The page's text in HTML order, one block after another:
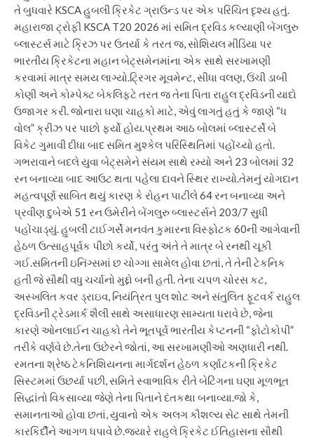
તે બુધવારે KSCA હુબલી ક્રિકેટ ગ્રાઉન્ડ પર એક પરિચિત દૃશ્ય હતું.
મહારાજા ટ્રોફી KSCA T20 2026 માં સમિત દ્રવિડ કલ્યાણી બેંગલુરુ
બ્લાસ્ટર્સ માટે ક્રિઝ પર ઉતર્યા કે તરત જ, સોશિયલ મીડિયા પર
ભારતીય ક્રિકેટના મહાન બેટ્સમેનમાંના એક સાથે સરખામણી
કરવામાં માત્ર સમય લાગ્યો.ટ્રિગર મૂવમેન્ટ, સીધા વલણ, ઉંચી ડાબી
કોણી અને કોમ્પેક્ટ બેકલિફ્ટે તરત જ તેના પિતા રાહુલ દ્રવિડની યાદો
ઉજાગર કરી. જોનારા ઘણા ચાહકો માટે, એવું લાગતું હતું કે જાણે “ધ
વોલ” ક્રીઝ પર પાછો ફર્યો હોય.પ્રથમ આઠ બોલમાં બ્લાસ્ટર્સે બે
વિકેટ ગુમાવી દીધા બાદ સમિત મુશ્કેલ પરિસ્થિતિમાં પહોંચ્યો હતો.
ગભરાવાને બદલે યુવા બેટ્સમેને સંયમ સાથે રમ્યો અને 23 બોલમાં 32
રન બનાવ્યા બાદ આઉટ થતા પહેલા દાવને સ્થિર રાખ્યો.તેમનું યોગદાન
મહત્વપૂર્ણ સાબિત થયું કારણ કે રોહન પાટીલે 64 રન બનાવ્યા અને
પ્રવીણ દુબેએ 51 રન ઉમેરીને બેંગલુરુ બ્લાસ્ટર્સને 203/7 સુધી
પહોંચાડ્યું. હુબલી ટાઈગર્સે મનવંત કુમારના વિસ્ફોટક 60ની આગેવાની
હેઠળ ઉત્સાહપૂર્વક પીછો કર્યો, પરંતુ અંતે તે માત્ર બે રનથી ચૂકી
ગઈ.સમિતની ઇનિંગ્સમાં છ ચોગ્ગા સામેલ હોવા છતાં, તે તેની ટેકનિક
હતી જે સૌથી વધુ ચર્ચાનો મુદ્દો બની હતી. તેના ચપળ ચોરસ કટ,
અસ્ખલિત કવર ડ્રાઇવ, નિયંત્રિત પુલ શોટ અને સંતુલિત ફૂટવર્ક રાહુલ
દ્રવિડની ટ્રેડમાર્ક શૈલી સાથે અસાધારણ સામ્યતા ધરાવે છે, જેના
કારણે ઓનલાઈન ચાહકો તેને ભૂતપૂર્વ ભારતીય કેપ્ટનની “ફોટોકોપી”
તરીકે વર્ણવે છે.તેના ઉછેરને જોતાં, આ સરખામણીઓ અણધારી નથી.
રમતના શ્રેષ્ઠ ટેકનિશિયનના માર્ગદર્શન હેઠળ કર્ણાટકની ક્રિકેટ
સિસ્ટમમાં ઉછર્યા પછી, સમિતે સ્વાભાવિક રીતે બેટિંગના ઘણા મૂળભૂત
સિદ્ધાંતો વિકસાવ્યા જેણે તેના પિતાને દંતકથા બનાવ્યા.જો કે,
સમાનતાઓ હોવા છતાં, યુવાનો એક અલગ કૌશલ્ય સેટ સાથે તેમની
કારકિર્દીને આગળ ધપાવે છે.જ્યારે રાહુલે ક્રિકેટ ઈતિહાસના સૌથી